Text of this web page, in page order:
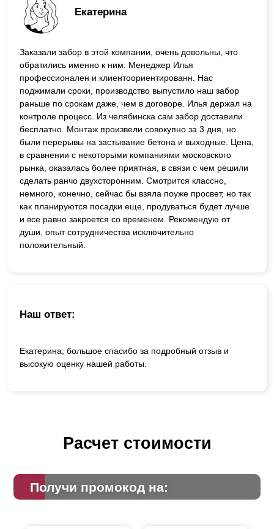
Екатерина
Заказали забор в этой компании, очень довольны, что
обратились именно к ним. Менеджер Илья
профессионален и клиентоориентированн. Нас
поджимали сроки, производство выпустило наш забор
раньше по срокам даже, чем в договоре. Илья держал на
контроле процесс. Из челябинска сам забор доставили
бесплатно. Монтаж произвели совокупно за 3 дня, но
были перерывы на застывание бетона и выходные. Цена,
в сравнении с некоторыми компаниями московского
рынка, оказалась более приятная, в связи с чем решили
сделать ранчо двухсторонним. Смотрится классно,
немного, конечно, сейчас бы взяла поуже просвет, но так
как планируются посадки еще, продуваться будет лучше
и все равно закроется со временем. Рекомендую от
души, опыт сотрудничества исключительно
положительный.
Наш ответ:
Екатерина, большое спасибо за подробный отзыв и
высокую оценку нашей работы.
Расчет стоимости
Получи промокод на: